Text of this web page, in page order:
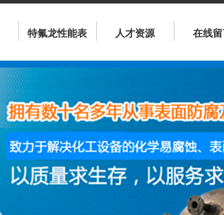
特氟龙性能表 人才资源 在线